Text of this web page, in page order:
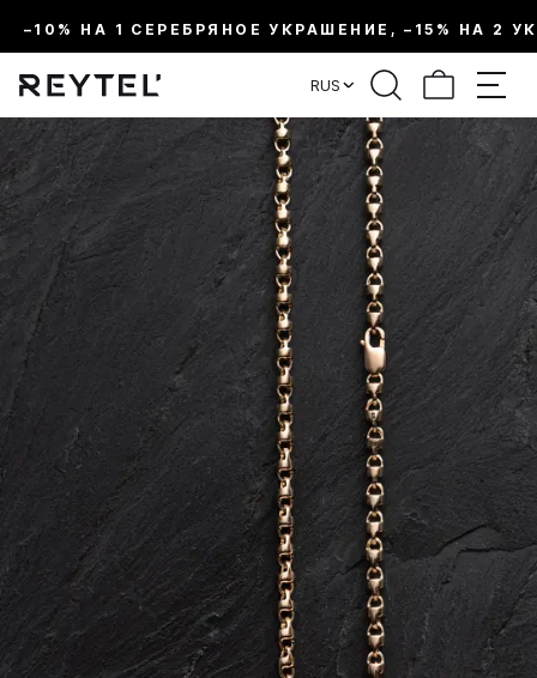
–10% НА 1 СЕРЕБРЯНОЕ УКРАШЕНИЕ, –15% НА 2
RUS